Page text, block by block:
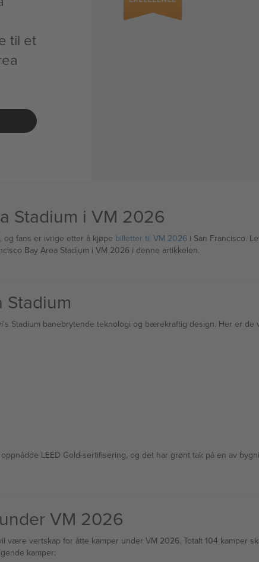
til et
Stadium i VM 2026
og fans er ivrige etter å kjøpe billetter til VM 2026i San Francisco.
Bay Area Stadium i VM 2026 i denne artikkelen.
Stadium
Stadium banebrytende teknologi og bærekraftig design. Her er
LEED Gold-sertifisering, og det har grønt tak på en av
VM 2026
være vertskap for åtte kamper under VM 2026. Totalt 104 kamper
kamper: